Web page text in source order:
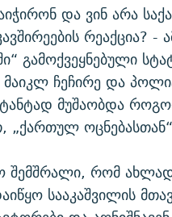
და ვინ არა
რეაქცია? -
გამოქვეყნებული
მაიკლ ჩეჩირე და
მუშაობდა
„ქართულ
შემშრალი, რომ
სააკაშვილის